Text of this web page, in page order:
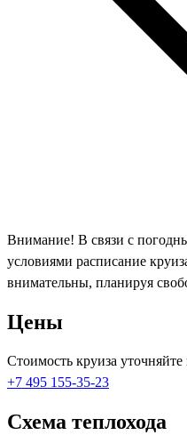
Внимание! В связи с
условиями расписание
внимательны, планируя
Цены
Стоимость круиза
+7 495 155-35-23
Схема теплохода